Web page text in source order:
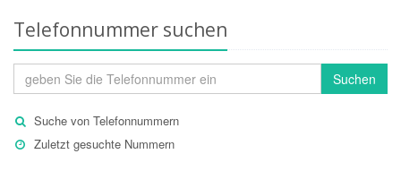
Telefonnummer suchen
Suchen
Suche von Telefonnummern
Zuletzt gesuchte Nummern